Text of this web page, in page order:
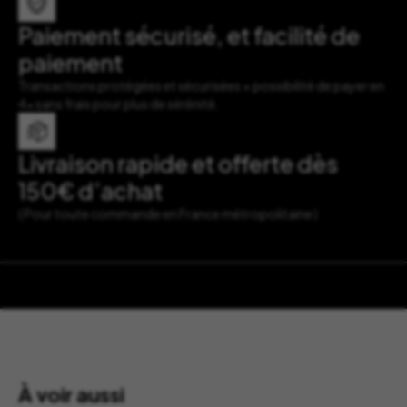
Paiement sécurisé, et facilité de
paiement
Transactions protégées et sécurisées + possibilité de payer en
4x sans frais pour plus de sérénité.
Livraison rapide et offerte dès
150€ d’achat
( Pour toute commande en France métropolitaine )
À voir aussi